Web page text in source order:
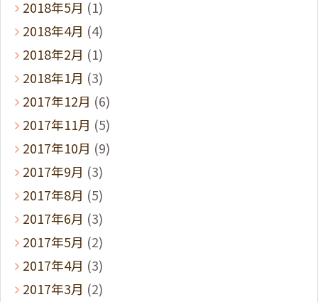
2018年5月 (1)
2018年4月 (4)
2018年2月 (1)
2018年1月 (3)
2017年12月 (6)
2017年11月 (5)
2017年10月 (9)
2017年9月 (3)
2017年8月 (5)
2017年6月 (3)
2017年5月 (2)
2017年4月 (3)
2017年3月 (2)